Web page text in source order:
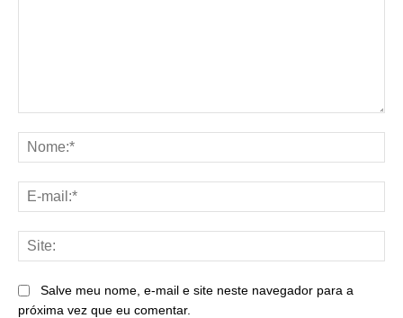
Salve meu nome, e-mail e site neste navegador para a
próxima vez que eu comentar.